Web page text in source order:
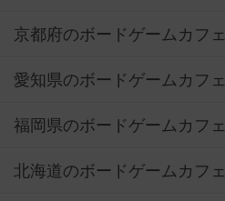
京都府のボードゲームカフェ
愛知県のボードゲームカフェ
福岡県のボードゲームカフェ
北海道のボードゲームカフェ